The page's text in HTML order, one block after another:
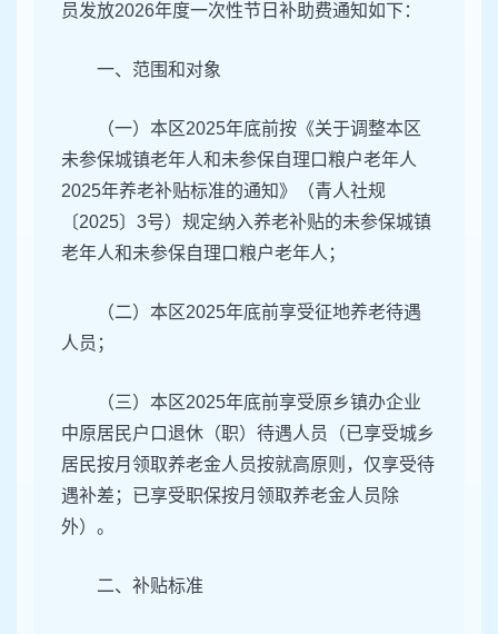
员发放2026年度一次性节日补助费通知如下：
一、范围和对象
（一）本区2025年底前按《关于调整本区
未参保城镇老年人和未参保自理口粮户老年人
2025年养老补贴标准的通知》（青人社规
〔2025〕3号）规定纳入养老补贴的未参保城镇
老年人和未参保自理口粮户老年人；
（二）本区2025年底前享受征地养老待遇
人员；
（三）本区2025年底前享受原乡镇办企业
中原居民户口退休（职）待遇人员（已享受城乡
居民按月领取养老金人员按就高原则，仅享受待
遇补差；已享受职保按月领取养老金人员除
外）。
二、补贴标准